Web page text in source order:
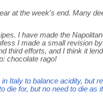
at the week's end. Many
I have made the
I made a small revision
third efforts, and I think it
chocolate rago!
Italy to balance acidity, but
die for, but no need to die as